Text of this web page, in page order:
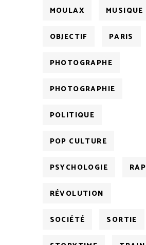
MOULAX MUSIQUE
OBJECTIF PARIS
PHOTOGRAPHE
PHOTOGRAPHIE
POLITIQUE
POP CULTURE
PSYCHOLOGIE RAP
RÉVOLUTION
SOCIÉTÉ SORTIE